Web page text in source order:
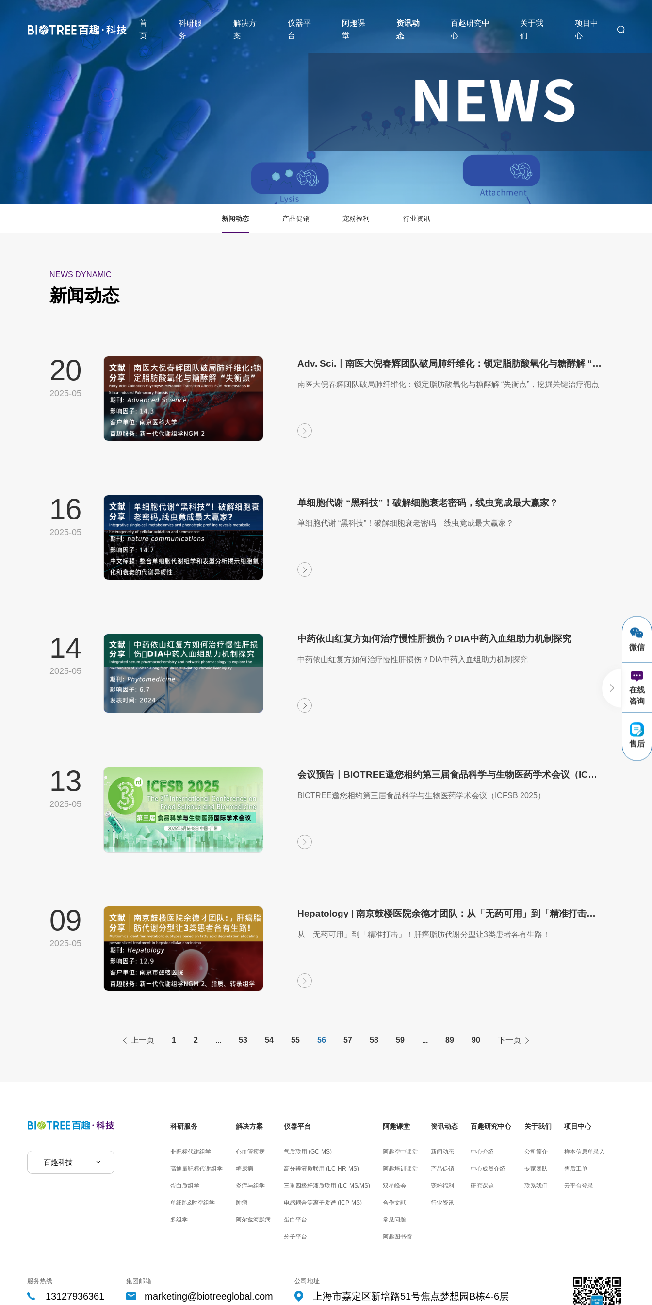
首
页
科研服
务
解决方
案
仪器平
台
阿趣课
堂
资讯动
态
百趣研究中
心
关于我
们
项目中
心
新闻动态 产品促销 宠粉福利 行业资讯
NEWS DYNAMIC
新闻动态
20
2025-05
Adv. Sci.｜南医大倪春辉团队破局肺纤维化：锁定脂肪酸氧化与糖酵解 “失衡点”，挖掘关键治疗靶点
南医大倪春辉团队破局肺纤维化：锁定脂肪酸氧化与糖酵解 “失衡点”，挖掘关键治疗靶点
16
2025-05
单细胞代谢 “黑科技”！破解细胞衰老密码，线虫竟成最大赢家？
单细胞代谢 “黑科技”！破解细胞衰老密码，线虫竟成最大赢家？
14
2025-05
中药依山红复方如何治疗慢性肝损伤？DIA中药入血组助力机制探究
中药依山红复方如何治疗慢性肝损伤？DIA中药入血组助力机制探究
13
2025-05
会议预告｜BIOTREE邀您相约第三届食品科学与生物医药学术会议（ICFSB 2025）
BIOTREE邀您相约第三届食品科学与生物医药学术会议（ICFSB 2025）
09
2025-05
Hepatology | 南京鼓楼医院余德才团队：从「无药可用」到「精准打击」！肝癌脂肪代谢分型让3类患者各有生路！
从「无药可用」到「精准打击」！肝癌脂肪代谢分型让3类患者各有生路！
上一页 1 2 ... 53 54 55 56 57 58 59 ... 89 90 下一页
百趣科技
科研服务
非靶标代谢组学
高通量靶标代谢组学
蛋白质组学
单细胞&时空组学
多组学
解决方案
心血管疾病
糖尿病
炎症与组学
肿瘤
阿尔兹海默病
仪器平台
气质联用 (GC-MS)
高分辨液质联用 (LC-HR-MS)
三重四极杆液质联用 (LC-MS/MS)
电感耦合等离子质谱 (ICP-MS)
蛋白平台
分子平台
阿趣课堂
阿趣空中课堂
阿趣培训课堂
双星峰会
合作文献
常见问题
阿趣图书馆
资讯动态
新闻动态
产品促销
宠粉福利
行业资讯
百趣研究中心
中心介绍
中心成员介绍
研究课题
关于我们
公司简介
专家团队
联系我们
项目中心
样本信息单录入
售后工单
云平台登录
服务热线
13127936361
集团邮箱
marketing@biotreeglobal.com
公司地址
上海市嘉定区新培路51号焦点梦想园B栋4-6层
微信
在线
咨询
售后